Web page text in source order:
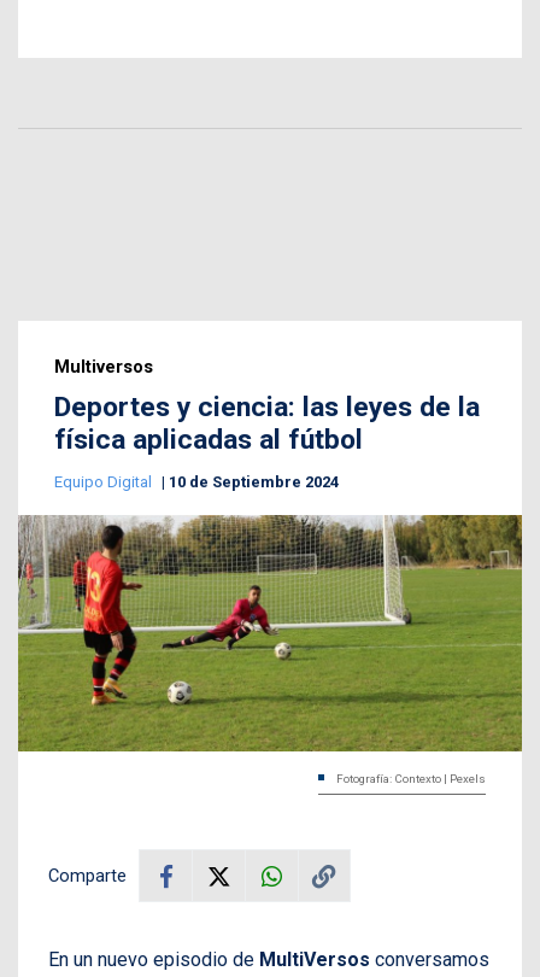
Multiversos
Deportes y ciencia: las leyes de la
física aplicadas al fútbol
Equipo Digital 10 de Septiembre 2024
Fotografía: Contexto | Pexels
Comparte
En un nuevo episodio de MultiVersos conversamos